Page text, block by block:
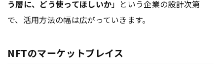
う層に、どう使ってほしいか」という企業の設計次第
で、活用方法の幅は広がっていきます。
NFTのマーケットプレイス